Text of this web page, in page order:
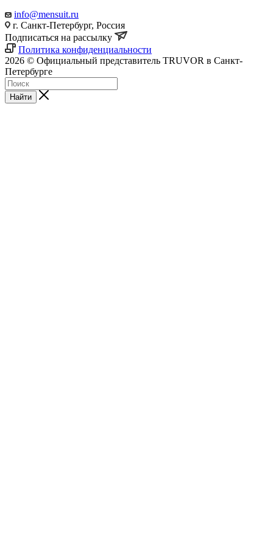
info@mensuit.ru
г. Санкт-Петербург, Россия
Подписаться на рассылку
Политика конфиденциальности
2026 © Официальный представитель TRUVOR в Санкт-
Петербурге
Найти